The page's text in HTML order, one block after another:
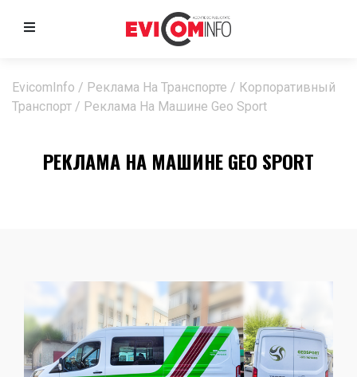
EvicomInfo / Реклама На Транспорте / Корпоративный
Транспорт / Реклама На Машине Geo Sport
РЕКЛАМА НА МАШИНЕ GEO SPORT